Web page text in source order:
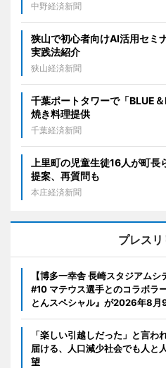
中野経済新聞
狭山で初心者向けAI活用セ
実践法紹介
狭山経済新聞
千葉ポートタワーで「BLUE
焼き料理提供
千葉経済新聞
上里町の児童生徒16人が町
提案、再質問も
本庄経済新聞
プレス
【博多一幸舎 長崎スタジアム
#10 マテウス選手とのコラボラ
とんスペシャル』が2026年8月
「楽しい引越しだった」と言
届ける、人口減少社会でも人と
望